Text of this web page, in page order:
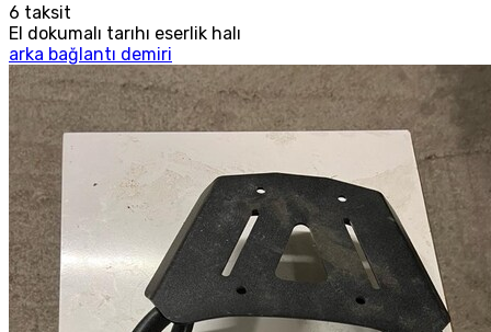
6 taksit
El dokumalı tarıhı eserlik halı
arka bağlantı demiri